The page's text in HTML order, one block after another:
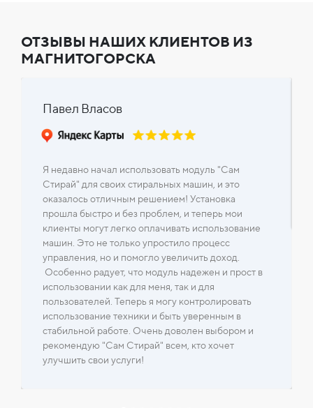
ОТЗЫВЫ НАШИХ КЛИЕНТОВ ИЗ
МАГНИТОГОРСКА
Павел Власов
Я недавно начал использовать модуль "Сам
Стирай" для своих стиральных машин, и это
оказалось отличным решением! Установка
прошла быстро и без проблем, и теперь мои
клиенты могут легко оплачивать использование
машин. Это не только упростило процесс
управления, но и помогло увеличить доход.
Особенно радует, что модуль надежен и прост в
использовании как для меня, так и для
пользователей. Теперь я могу контролировать
использование техники и быть уверенным в
стабильной работе. Очень доволен выбором и
рекомендую "Сам Стирай" всем, кто хочет
улучшить свои услуги!